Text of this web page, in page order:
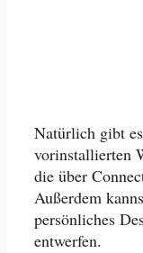
Natürlich gibt
vorinstallierten
die über
Außerdem
persönliches
entwerfen.